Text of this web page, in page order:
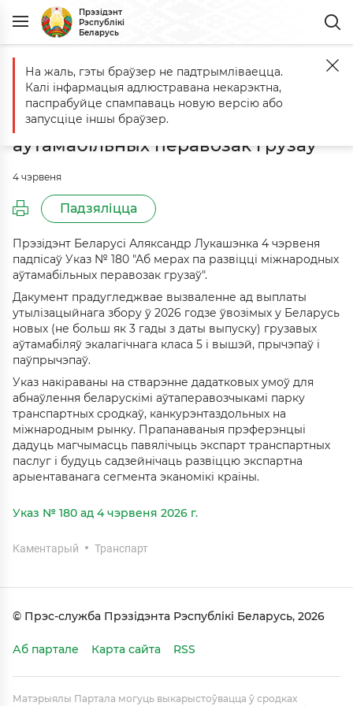
Прэзідэнт
Рэспублікі
Беларусь
Галоўная Падзеі Падпісаны Указ "Аб мерах па развіцці
Падпісаны Указ "Аб мерах па
развіцці міжнародных
аўтамабільных перавозак грузаў"
4 чэрвеня
Падзяліцца
Прэзідэнт Беларусі Аляксандр Лукашэнка 4 чэрвеня
падпісаў Указ № 180 "Аб мерах па развіцці міжнародных
аўтамабільных перавозак грузаў".
Дакумент прадугледжвае вызваленне ад выплаты
утылізацыйнага збору ў 2026 годзе ўвозімых у Беларусь
новых (не больш як 3 гады з даты выпуску) грузавых
аўтамабіляў экалагічнага класа 5 і вышэй, прычэпаў і
паўпрычэпаў.
Указ накіраваны на стварэнне дадатковых умоў для
абнаўлення беларускімі аўтаперавозчыкамі парку
транспартных сродкаў, канкурэнтаздольных на
міжнародным рынку. Прапанаваныя прэферэнцыі
дадуць магчымасць павялічыць экспарт транспартных
паслуг і будуць садзейнічаць развіццю экспартна
арыентаванага сегмента эканомікі краіны.
Указ № 180 ад 4 чэрвеня 2026 г.
Каментарый Транспарт
© Прэс-служба Прэзідэнта Рэспублікі Беларусь, 2026
Аб партале Карта сайта RSS
Матэрыялы Партала могуць выкарыстоўвацца ў сродках
На жаль, гэты браўзер не падтрымліваецца.
Калі інфармацыя адлюстравана некарэктна,
паспрабуйце спампаваць новую версію або
запусціце іншы браўзер.